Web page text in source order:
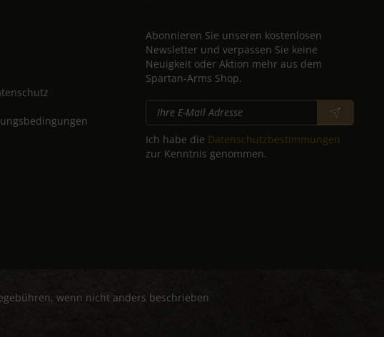
Abonnieren Sie unseren kostenlosen
Newsletter und verpassen Sie keine
Neuigkeit oder Aktion mehr aus dem
Spartan-Arms Shop.
Ich habe die Datenschutzbestimmungen
zur Kenntnis genommen.
wenn nicht anders beschrieben